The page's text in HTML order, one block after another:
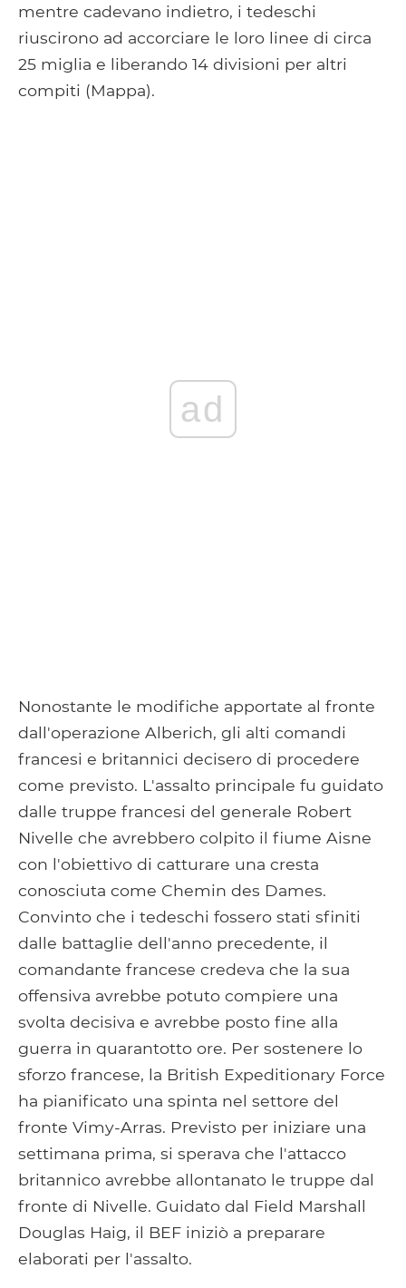
mentre cadevano indietro, i tedeschi
riuscirono ad accorciare le loro linee di circa
25 miglia e liberando 14 divisioni per altri
compiti (Mappa).
ad
Nonostante le modifiche apportate al fronte
dall'operazione Alberich, gli alti comandi
francesi e britannici decisero di procedere
come previsto. L'assalto principale fu guidato
dalle truppe francesi del generale Robert
Nivelle che avrebbero colpito il fiume Aisne
con l'obiettivo di catturare una cresta
conosciuta come Chemin des Dames.
Convinto che i tedeschi fossero stati sfiniti
dalle battaglie dell'anno precedente, il
comandante francese credeva che la sua
offensiva avrebbe potuto compiere una
svolta decisiva e avrebbe posto fine alla
guerra in quarantotto ore. Per sostenere lo
sforzo francese, la British Expeditionary Force
ha pianificato una spinta nel settore del
fronte Vimy-Arras. Previsto per iniziare una
settimana prima, si sperava che l'attacco
britannico avrebbe allontanato le truppe dal
fronte di Nivelle. Guidato dal Field Marshall
Douglas Haig, il BEF iniziò a preparare
elaborati per l'assalto.